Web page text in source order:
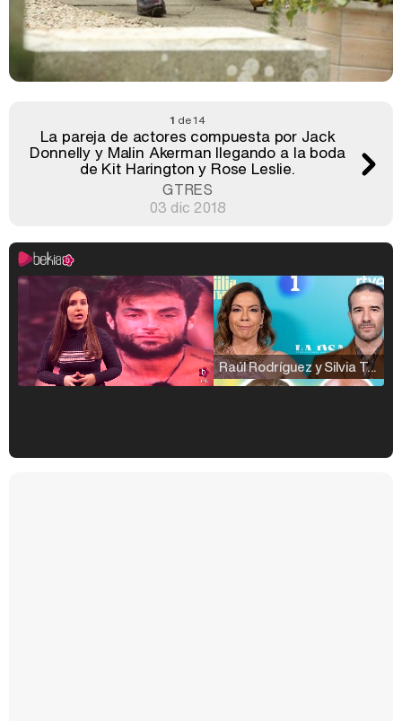
1 de 14
La pareja de actores compuesta por Jack
Donnelly y Malin Akerman llegando a la boda
de Kit Harington y Rose Leslie.
GTRES
03 dic 2018
Raúl Rodríguez y Silvia Taulés nos cuentan su papel en 'La familia de la tele'